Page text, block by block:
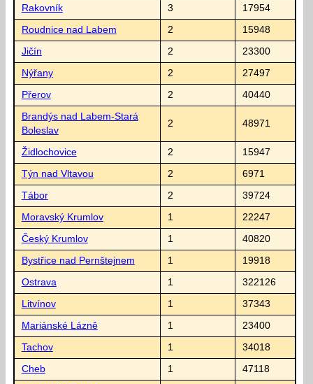
Rakovník 3 17954
Roudnice nad Labem 2 15948
Jičín 2 23300
Nýřany 2 27497
Přerov 2 40440
Brandýs nad Labem-Stará
Boleslav
2 48971
Židlochovice 2 15947
Týn nad Vltavou 2 6971
Tábor 2 39724
Moravský Krumlov 1 22247
Český Krumlov 1 40820
Bystřice nad Pernštejnem 1 19918
Ostrava 1 322126
Litvínov 1 37343
Mariánské Lázně 1 23400
Tachov 1 34018
Cheb 1 47118